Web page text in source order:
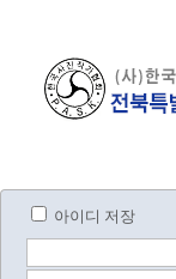
아이디 저장